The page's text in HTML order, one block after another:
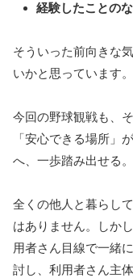
経験したことの
そういった前向きな
いかと思っています。
今回の野球観戦も、
「安心できる場所」
へ、一歩踏み出せる
全くの他人と暮らし
はありません。しか
用者さん目線で一緒
討し、利用者さん主